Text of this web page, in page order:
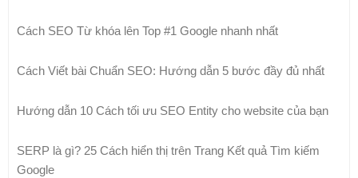
Cách SEO Từ khóa lên Top #1 Google nhanh nhất
Cách Viết bài Chuẩn SEO: Hướng dẫn 5 bước đầy đủ nhất
Hướng dẫn 10 Cách tối ưu SEO Entity cho website của bạn
SERP là gì? 25 Cách hiển thị trên Trang Kết quả Tìm kiếm
Google